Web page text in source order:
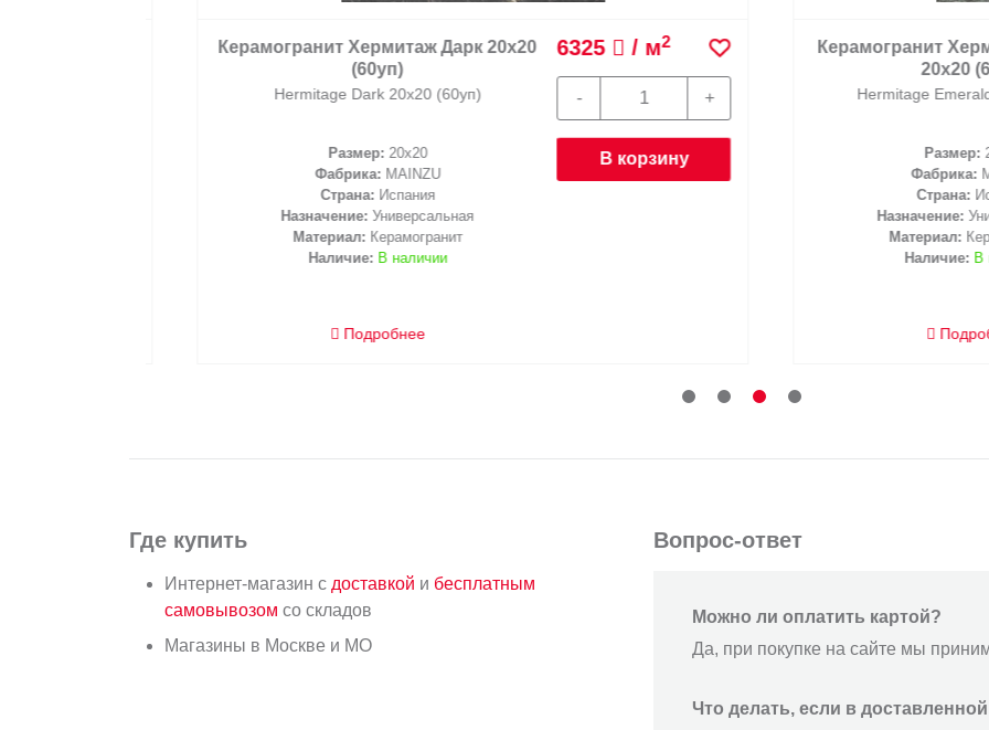
Керамогранит Хермитаж Дарк 20х20
(60уп)
Hermitage Dark 20х20 (60уп)
Размер:20x20
Фабрика:MAINZU
Страна:Испания
Назначение:Универсальная
Материал:Керамогранит
Наличие: В наличии
Подробнее
6325 / м2
В корзину
Керамогранит
20х20
Hermitage Emerald
Размер:
Фабрика:
Страна:
Назначение:
Материал:
Наличие: В
Где купить
Интернет-магазин с доставкой и бесплатным
самовывозом со складов
Магазины в Москве и МО
Вопрос-ответ
Можно ли оплатить картой?
Да, при покупке на сайте мы
Что делать, если в